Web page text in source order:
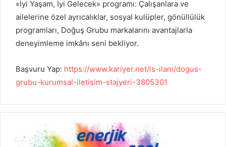
«İyi Yaşam, İyi Gelecek» programı: Çalışanlara ve
ailelerine özel ayrıcalıklar, sosyal kulüpler, gönüllülük
programları, Doğuş Grubu markalarını avantajlarla
deneyimleme imkânı seni bekliyor.
Başvuru Yap: https://www.kariyer.net/is-ilani/dogus-
grubu-kurumsal-iletisim-stajyeri-3805301